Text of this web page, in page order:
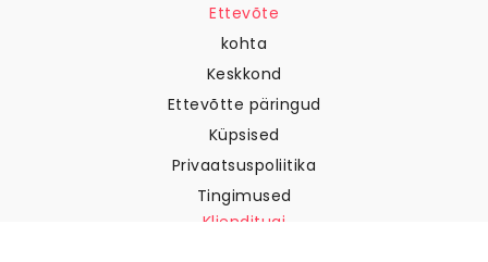
Ettevõte
kohta
Keskkond
Ettevõtte päringud
Küpsised
Privaatsuspoliitika
Tingimused
Klienditugi